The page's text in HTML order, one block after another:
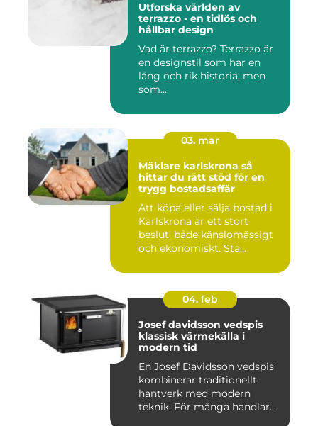
Utforska världen av
terrazzo - en tidlös och
hållbar design
Vad är terrazzo? Terrazzo är
en designstil som har en
lång och rik historia, men
som...
03. mar
Mäklare karlskrona så
hittar du rätt stöd för en
trygg bostadsaffär
Att köpa eller sälja bostad i
Karlskrona är ett stort
beslut, både känslomässigt
och ekonomiskt. Sta...
04. feb
Josef davidsson vedspis
klassisk värmekälla i
modern tid
En Josef Davidsson vedspis
kombinerar traditionellt
hantverk med modern
teknik. För många handlar